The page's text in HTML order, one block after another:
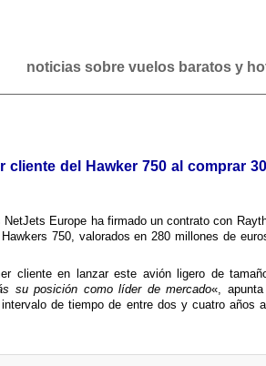
noticias sobre vuelos baratos y
cliente del Hawker 750 al comprar
Europe ha firmado un contrato con
750, valorados en 280 millones de
cliente en lanzar este avión ligero de
su posición como lí­der de mercado«,
de tiempo de entre dos y cuatro años